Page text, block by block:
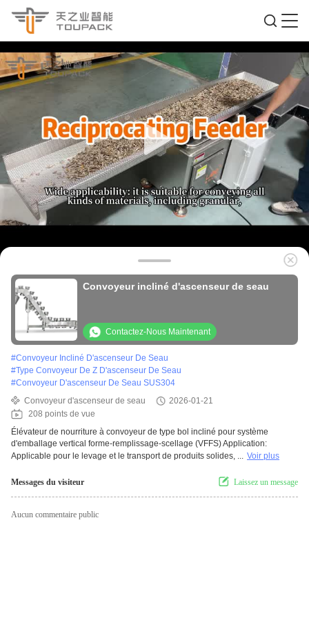
Convoyeur incliné d'ascenseur de seau
Contactez-Nous Maintenant
#Convoyeur Incliné D'ascenseur De Seau
#Type Convoyeur De Z D'ascenseur De Seau
#Convoyeur D'ascenseur De Seau SUS304
Convoyeur d'ascenseur de seau
2026-01-21
208 points de vue
Élévateur de nourriture à convoyeur de type bol incliné pour système
d'emballage vertical forme-remplissage-scellage (VFFS) Application:
Applicable pour le levage et le transport de produits solides, ... Voir plus
Messages du visiteur Laissez un message
Aucun commentaire public